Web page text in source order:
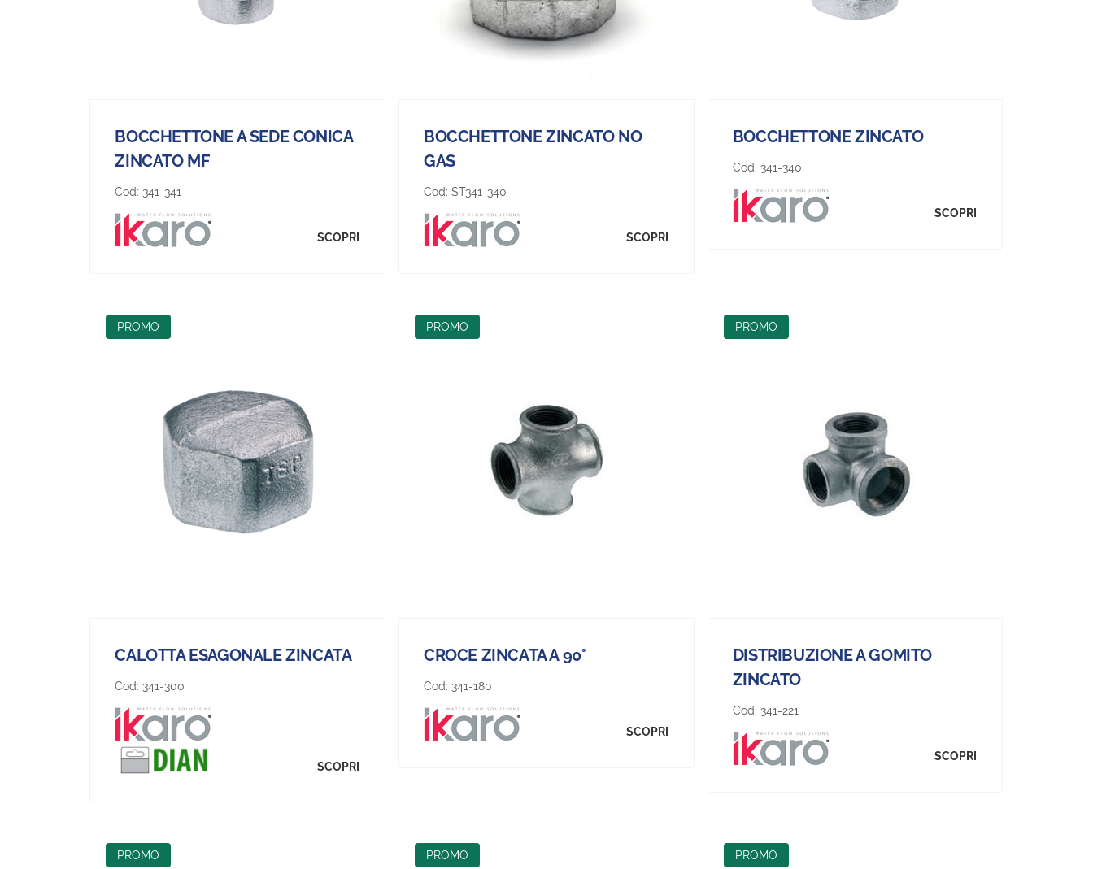
BOCCHETTONE A SEDE CONICA
ZINCATO MF
Cod: 341-341
SCOPRI
BOCCHETTONE ZINCATO NO
GAS
Cod:ST341-340
SCOPRI
BOCCHETTONE ZINCATO
Cod: 341-340
SCOPRI
PROMO
CALOTTA ESAGONALE ZINCATA
Cod: 341-300
SCOPRI
PROMO
CROCE ZINCATA A 90°
Cod: 341-180
SCOPRI
PROMO
DISTRIBUZIONE A GOMITO
ZINCATO
Cod: 341-221
SCOPRI
PROMO PROMO PROMO